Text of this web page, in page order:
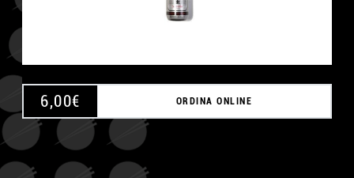
6,00€ ORDINA ONLINE